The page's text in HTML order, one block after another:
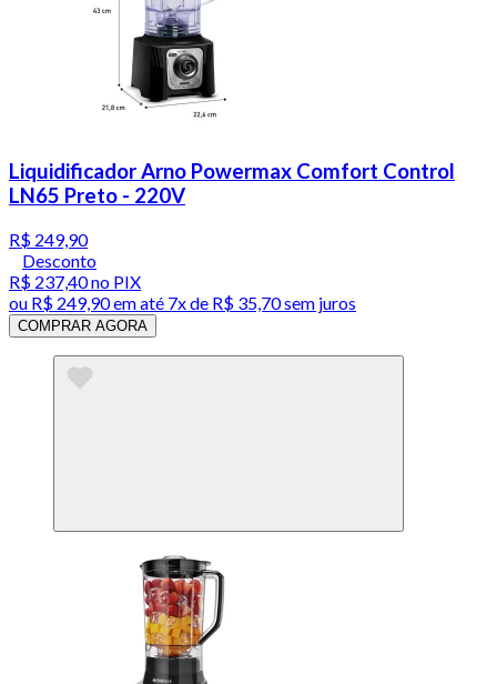
Liquidificador Arno Powermax Comfort Control
LN65 Preto - 220V
R$ 249,90
Desconto
R$ 237,40no PIX
ou R$ 249,90em até 7x de R$ 35,70 sem juros
COMPRAR AGORA